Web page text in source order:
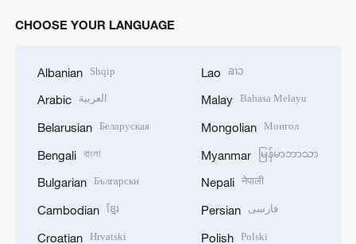
CHOOSE YOUR LANGUAGE
Albanian Shqip
Arabic العربية
Belarusian Беларуская
Bengali বাংলা
Bulgarian Български
Cambodian ខ្មែរ
Croatian Hrvatski
Lao ລາວ
Malay Bahasa Melayu
Mongolian Монгол
Myanmar မြန်မာဘာသာ
Nepali नेपाली
Persian فارسی
Polish Polski